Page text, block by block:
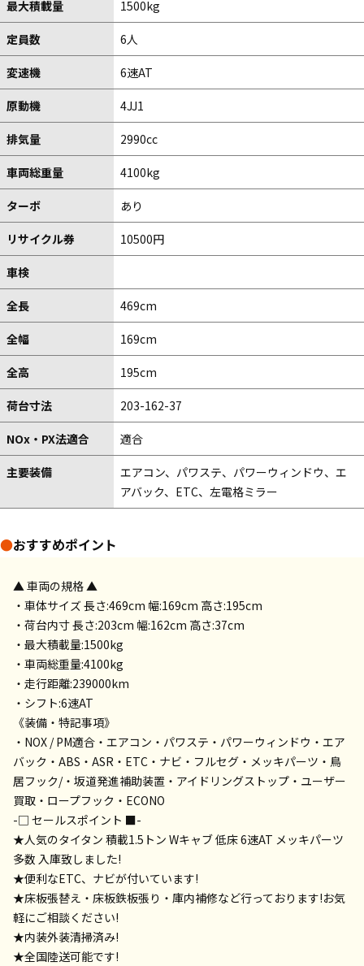
最大積載量 1500kg
定員数 6人
変速機 6速AT
原動機 4JJ1
排気量 2990cc
車両総重量 4100kg
ターボ あり
リサイクル券 10500円
車検
全長 469cm
全幅 169cm
全高 195cm
荷台寸法 203-162-37
NOx・PX法適合 適合
主要装備
エアコン、パワステ、パワーウィンドウ、エ
アバック、ETC、左電格ミラー
●おすすめポイント
▲ 車両の規格 ▲
・車体サイズ 長さ:469cm 幅:169cm 高さ:195cm
・荷台内寸 長さ:203cm 幅:162cm 高さ:37cm
・最大積載量:1500kg
・車両総重量:4100kg
・走行距離:239000km
・シフト:6速AT
《装備・特記事項》
・NOX / PM適合・エアコン・パワステ・パワーウィンドウ・エア
バック・ABS・ASR・ETC・ナビ・フルセグ・メッキパーツ・鳥
居フック/・坂道発進補助装置・アイドリングストップ・ユーザー
買取・ロープフック・ECONO
-□ セールスポイント ■-
★人気のタイタン 積載1.5トン Wキャブ 低床 6速AT メッキパーツ
多数 入庫致しました!
★便利なETC、ナビが付いています!
★床板張替え・床板鉄板張り・庫内補修など行っております!お気
軽にご相談ください!
★内装外装清掃済み!
★全国陸送可能です!